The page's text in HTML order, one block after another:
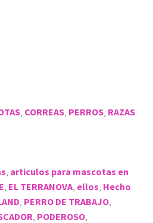
, CORREAS, PERROS, RAZAS
, articulos para mascotas en
, EL TERRANOVA, ellos, Hecho
, PERRO DE TRABAJO,
, PODEROSO,